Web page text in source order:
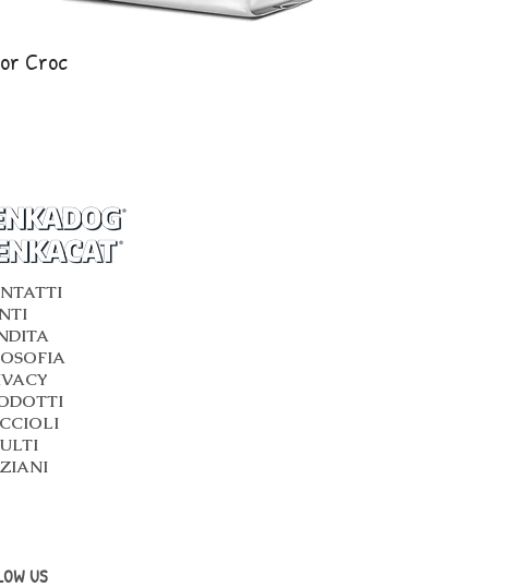
Croc
US